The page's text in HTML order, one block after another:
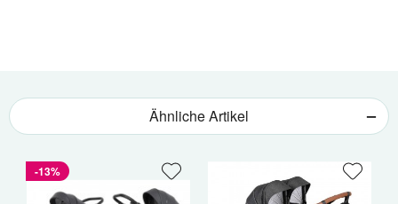
Ähnliche Artikel
-13%